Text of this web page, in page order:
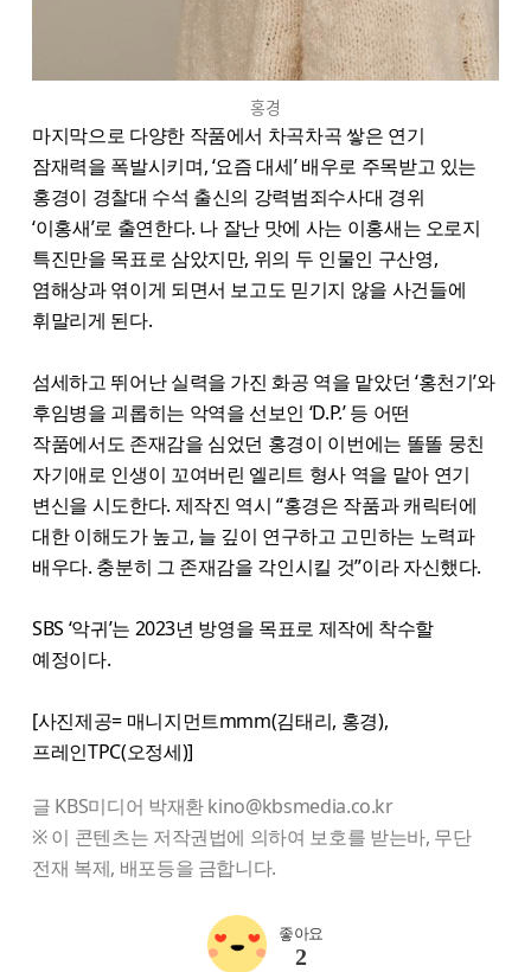
홍경
마지막으로 다양한 작품에서 차곡차곡 쌓은 연기
잠재력을 폭발시키며, ‘요즘 대세’ 배우로 주목받고 있는
홍경이 경찰대 수석 출신의 강력범죄수사대 경위
‘이홍새’로 출연한다. 나 잘난 맛에 사는 이홍새는 오로지
특진만을 목표로 삼았지만, 위의 두 인물인 구산영,
염해상과 엮이게 되면서 보고도 믿기지 않을 사건들에
휘말리게 된다.
섬세하고 뛰어난 실력을 가진 화공 역을 맡았던 ‘홍천기’와
후임병을 괴롭히는 악역을 선보인 ‘D.P.’ 등 어떤
작품에서도 존재감을 심었던 홍경이 이번에는 똘똘 뭉친
자기애로 인생이 꼬여버린 엘리트 형사 역을 맡아 연기
변신을 시도한다. 제작진 역시 “홍경은 작품과 캐릭터에
대한 이해도가 높고, 늘 깊이 연구하고 고민하는 노력파
배우다. 충분히 그 존재감을 각인시킬 것”이라 자신했다.
SBS ‘악귀’는 2023년 방영을 목표로 제작에 착수할
예정이다.
[사진제공= 매니지먼트mmm(김태리, 홍경),
프레인TPC(오정세)]
글 KBS미디어 박재환 kino@kbsmedia.co.kr
※ 이 콘텐츠는 저작권법에 의하여 보호를 받는바, 무단
전재 복제, 배포등을 금합니다.
좋아요
2